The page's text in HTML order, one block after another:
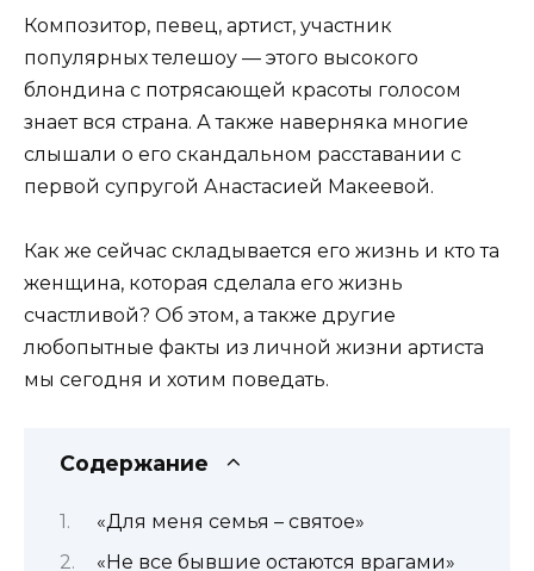
Композитор, певец, артист, участник
популярных телешоу — этого высокого
блондина с потрясающей красоты голосом
знает вся страна. А также наверняка многие
слышали о его скандальном расставании с
первой супругой Анастасией Макеевой.
Как же сейчас складывается его жизнь и кто та
женщина, которая сделала его жизнь
счастливой? Об этом, а также другие
любопытные факты из личной жизни артиста
мы сегодня и хотим поведать.
Содержание
«Для меня семья – святое»
«Не все бывшие остаются врагами»